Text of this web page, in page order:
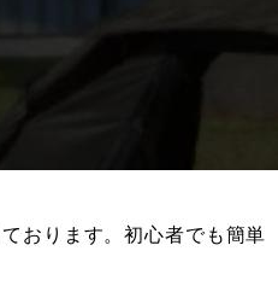
おります。初心者でも簡単